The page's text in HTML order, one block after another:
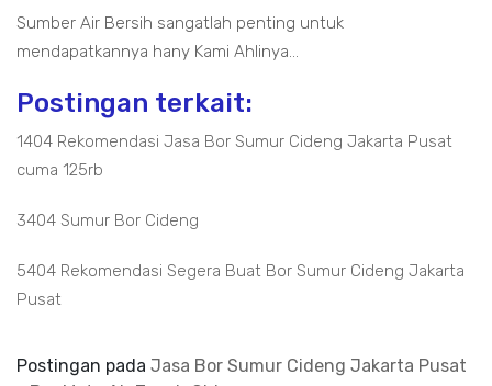
Sumber Air Bersih sangatlah penting untuk
mendapatkannya hany Kami Ahlinya...
Postingan terkait:
1404 Rekomendasi Jasa Bor Sumur Cideng Jakarta Pusat
cuma 125rb
3404 Sumur Bor Cideng
5404 Rekomendasi Segera Buat Bor Sumur Cideng Jakarta
Pusat
Postingan pada Jasa Bor Sumur Cideng Jakarta Pusat